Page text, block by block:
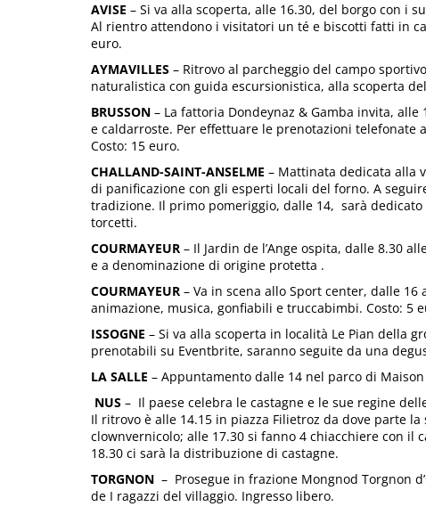
AVISE – Si va alla scoperta, alle 16.30, del borgo con i
Al rientro attendono i visitatori un té e biscotti fatti in
euro.
AYMAVILLES – Ritrovo al parcheggio del campo
naturalistica con guida escursionistica, alla scoperta
BRUSSON – La fattoria Dondeynaz & Gamba invita,
e caldarroste. Per effettuare le prenotazioni telefonate
Costo: 15 euro.
CHALLAND-SAINT-ANSELME – Mattinata dedicata alla
di panificazione con gli esperti locali del forno. A
tradizione. Il primo pomeriggio, dalle 14, sarà
torcetti.
COURMAYEUR – Il Jardin de l’Ange ospita, dalle 8.30
e a denominazione di origine protetta .
COURMAYEUR – Va in scena allo Sport center, dalle
animazione, musica, gonfiabili e truccabimbi. Costo: 5
ISSOGNE – Si va alla scoperta in località Le Pian della
prenotabili su Eventbrite, saranno seguite da una
LA SALLE – Appuntamento dalle 14 nel parco di
NUS – Il paese celebra le castagne e le sue regine
Il ritrovo è alle 14.15 in piazza Filietroz da dove parte
clownvernicolo; alle 17.30 si fanno 4 chiacchiere con il
18.30 ci sarà la distribuzione di castagne.
TORGNON – Prosegue in frazione Mongnod Torgnon
de I ragazzi del villaggio. Ingresso libero.